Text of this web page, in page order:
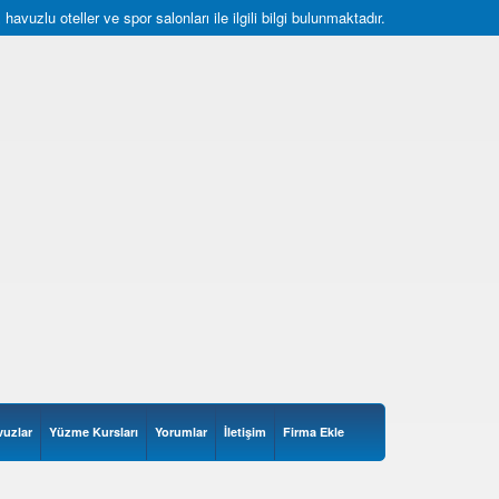
oteller ve spor salonları ile ilgili bilgi bulunmaktadır.
Yüzme Kursları Yorumlar İletişim Firma Ekle